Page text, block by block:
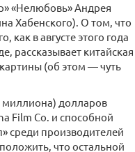
«Нелюбовь» Андрея
Хабенского). О том, что
как в августе этого года
рассказывает китайская
(об этом — чуть
миллиона) долларов
Film Co. и способной
среди производителей
что остальной